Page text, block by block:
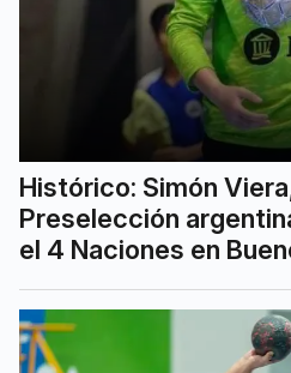
Histórico: Simón
Preselección
el 4 Naciones en